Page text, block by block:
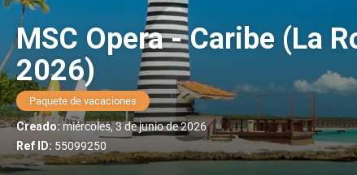
MSC Opera - Caribe (La
2026)
Paquete de vacaciones
Creado: miércoles, 3 de junio de 2026
Ref ID: 55099250